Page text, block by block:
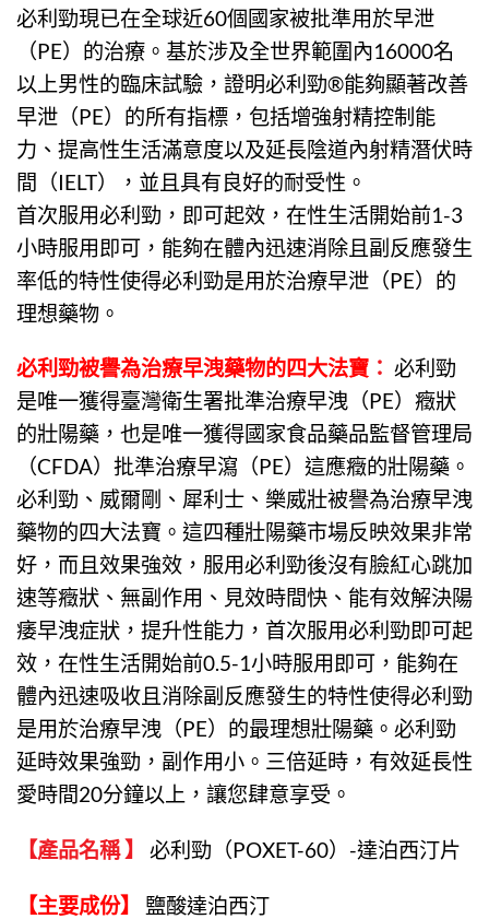
必利勁現已在全球近60個國家被批準用於早泄
（PE）的治療。基於涉及全世界範圍內16000名
以上男性的臨床試驗，證明必利勁®能夠顯著改善
早泄（PE）的所有指標，包括增強射精控制能
力、提高性生活滿意度以及延長陰道內射精潛伏時
間（IELT），並且具有良好的耐受性。
首次服用必利勁 ，即可起效，在性生活開始前1-3
小時服用即可，能夠在體內迅速消除且副反應發生
率低的特性使得必利勁是用於治療早泄（PE）的
理想藥物。
必利勁被譽為治療早洩藥物的四大法寶 ： 必利勁
是唯一獲得臺灣衛生署批準治療早洩（PE）癥狀
的壯陽藥，也是唯一獲得國家食品藥品監督管理局
（CFDA）批準治療早瀉（PE）這應癥的壯陽藥。
必利勁、威爾剛、犀利士、樂威壯被譽為治療早洩
藥物的四大法寶。這四種壯陽藥市場反映效果非常
好，而且效果強效，服用必利勁後沒有臉紅心跳加
速等癥狀、無副作用、見效時間快、能有效解決陽
痿早洩症狀，提升性能力，首次服用必利勁即可起
效，在性生活開始前0.5-1小時服用即可，能夠在
體內迅速吸收且消除副反應發生的特性使得必利勁
是用於治療早洩（PE）的最理想壯陽藥。 必利勁
延時效果強勁，副作用小。三倍延時，有效延長性
愛時間20分鐘以上，讓您肆意享受。
【產品名稱 】 必利勁 （POXET-60）-達泊西汀片
【主要成份】 鹽酸達泊西汀